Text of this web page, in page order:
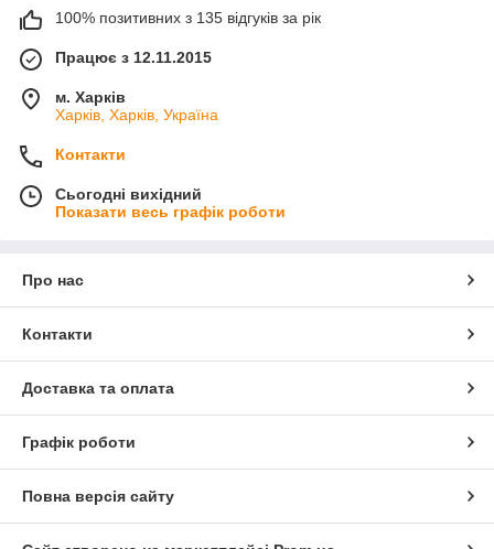
100% позитивних з 135 відгуків за рік
Працює з 12.11.2015
м. Харків
Харків, Харків, Україна
Контакти
Сьогодні вихідний
Показати весь графік роботи
Про нас
Контакти
Доставка та оплата
Графік роботи
Повна версія сайту